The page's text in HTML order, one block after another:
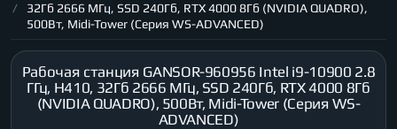
32Гб 2666 МГц, SSD 240Гб, RTX 4000 8Гб (NVIDIA QUADRO),
500Вт, Midi-Tower (Серия WS-ADVANCED)
Рабочая станция GANSOR-960956 Intel i9-10900 2.8
ГГц, H410, 32Гб 2666 МГц, SSD 240Гб, RTX 4000 8Гб
(NVIDIA QUADRO), 500Вт, Midi-Tower (Серия WS-
ADVANCED)